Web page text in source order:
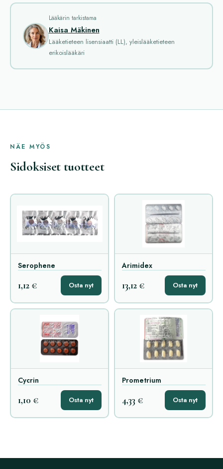
Lääkärin tarkistama
Kaisa Mäkinen
Lääketieteen lisensiaatti (LL), yleislääketieteen
erikoislääkäri
NÄE MYÖS
Sidoksiset tuotteet
Serophene
1,12 € Osta nyt
Arimidex
13,12 € Osta nyt
Cycrin
1,10 € Osta nyt
Prometrium
4,33 € Osta nyt